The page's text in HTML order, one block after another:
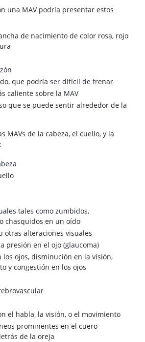
una MAV podría presentar estos
de nacimiento de color rosa, rojo
que podría ser difícil de frenar
caliente sobre la MAV
que se puede sentir alrededor de la
MAVs de la cabeza, el cuello, y la
tales como zumbidos,
chasquidos en un oído
otras alteraciones visuales
presión en el ojo (glaucoma)
los ojos, disminución en la visión,
y congestión en los ojos
el habla, la visión, o el movimiento
prominentes en el cuero
de la oreja